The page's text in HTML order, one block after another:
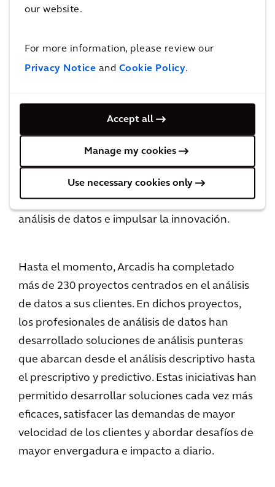
our website.
For more information, please review our
Privacy Notice and Cookie Policy.
Accept all
Manage my cookies
Use necessary cookies only
mantenimiento, y representan las
cualquier proyecto.
impulsar sus servicios asociado al uso de los
datos y la tecnología existentes dentro del
análisis de datos y la inteligencia artificial, e
invierte constantemente en la investigación y
el desarrollo colaborativos, para crear centros
de excelencia en torno a las capacidades de
análisis de datos e impulsar la innovación.
Hasta el momento, Arcadis ha completado
más de 230 proyectos centrados en el análisis
de datos a sus clientes. En dichos proyectos,
los profesionales de análisis de datos han
desarrollado soluciones de análisis punteras
que abarcan desde el análisis descriptivo hasta
el prescriptivo y predictivo. Estas iniciativas han
permitido desarrollar soluciones cada vez más
eficaces, satisfacer las demandas de mayor
velocidad de los clientes y abordar desafíos de
mayor envergadura e impacto a diario.